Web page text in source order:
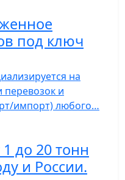
под ключ
на
перевозок и
импорт) любого…
до 20 тонн
и России.